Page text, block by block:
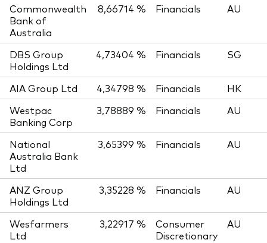
Commonwealth
Bank of
Australia
8,66714 % Financials AU
DBS Group
Holdings Ltd
4,73404 % Financials SG
AIA Group Ltd 4,34798 % Financials
HK
Westpac
Banking Corp
3,78889 % Financials AU
National
Australia Bank
Ltd
3,65399 % Financials AU
ANZ Group
Holdings Ltd
3,35228 % Financials AU
Wesfarmers
Ltd
3,22917 %
Consumer
Discretionary
AU